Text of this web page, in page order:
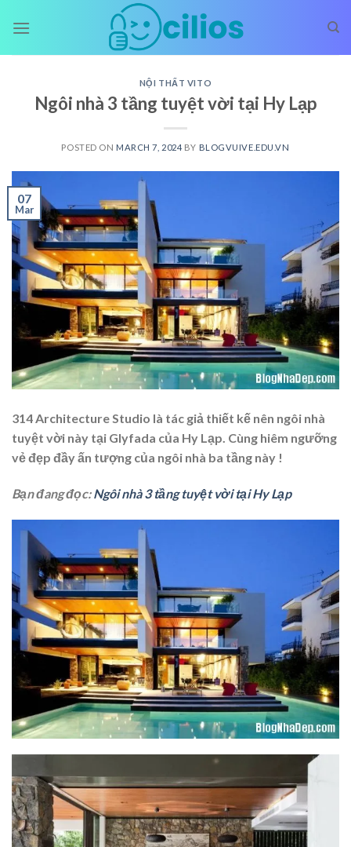
NỘI THẤT VITO
Ngôi nhà 3 tầng tuyệt vời tại Hy Lạp
POSTED ON MARCH 7, 2024 BY BLOGVUIVE.EDU.VN
07
Mar
314 Architecture Studio là tác giả thiết kế nên ngôi nhà
tuyệt vời này tại Glyfada của Hy Lạp. Cùng hiêm ngưỡng
vẻ đẹp đầy ấn tượng của ngôi nhà ba tầng này !
Bạn đang đọc:Ngôi nhà 3 tầng tuyệt vời tại Hy Lạp